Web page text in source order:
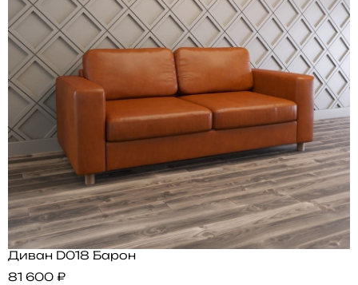
Диван D018 Барон
81 600 ₽